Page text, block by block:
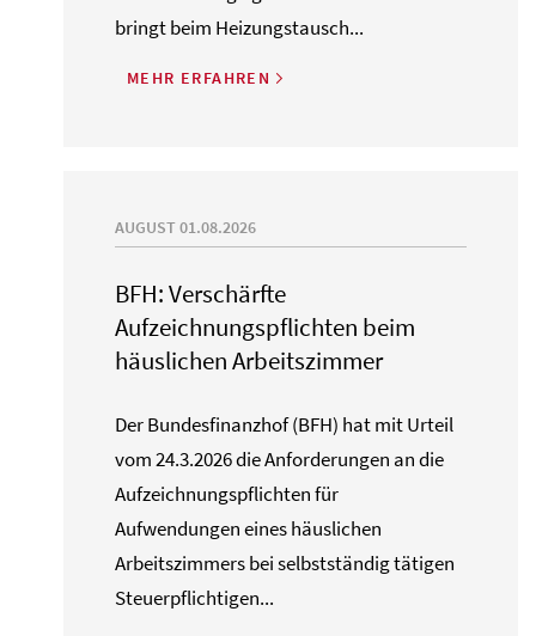
bringt beim Heizungstausch...
MEHR ERFAHREN
AUGUST 01.08.2026
BFH: Verschärfte
Aufzeichnungspflichten beim
häuslichen Arbeitszimmer
Der Bundesfinanzhof (BFH) hat mit Urteil
vom 24.3.2026 die Anforderungen an die
Aufzeichnungspflichten für
Aufwendungen eines häuslichen
Arbeitszimmers bei selbstständig tätigen
Steuerpflichtigen...